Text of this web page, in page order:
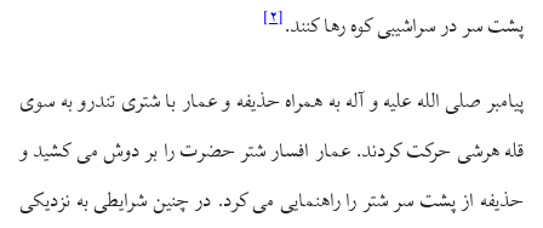
پشت سر در سراشيبى كوه رها كنند.[۲]
پيامبر صلى الله عليه و آله به همراه حذيفه و عمار با شترى تندرو به سوى
قله هرشى حركت كردند. عمار افسار شتر حضرت را بر دوش مى‏ كشيد و
حذيفه از پشت سر شتر را راهنمايى مى ‏كرد. در چنين شرايطى به نزديكى